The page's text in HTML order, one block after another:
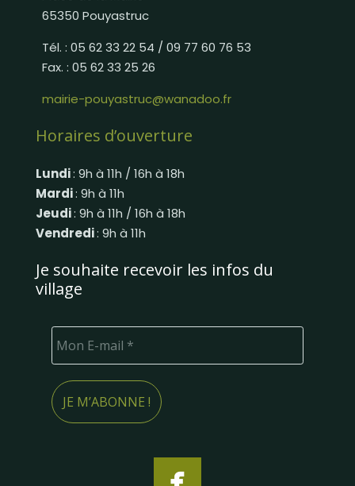
65350 Pouyastruc
Tél. : 05 62 33 22 54 / 09 77 60 76 53
Fax. : 05 62 33 25 26
mairie-pouyastruc@wanadoo.fr
Horaires d’ouverture
Lundi: 9h à 11h / 16h à 18h
Mardi: 9h à 11h
Jeudi: 9h à 11h / 16h à 18h
Vendredi: 9h à 11h
Je souhaite recevoir les infos du
village